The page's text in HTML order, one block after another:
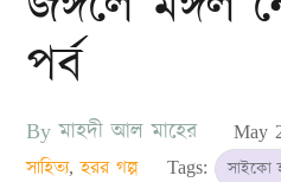
পর্ব
Byমাহদী আল মাহের
Posted
on
May
সাহিত্য,হরর গল্প Tags: সাইকো